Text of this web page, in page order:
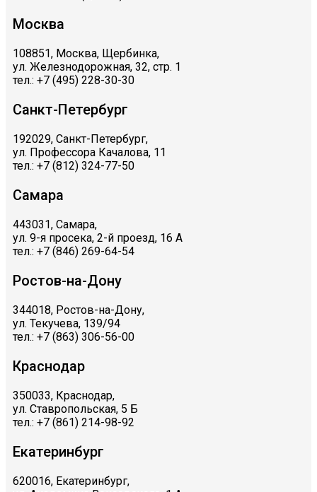
Москва
108851, Москва, Щербинка,
ул. Железнодорожная, 32, стр. 1
тел.: +7 (495) 228-30-30
Санкт-Петербург
192029, Санкт-Петербург,
ул. Профессора Качалова, 11
тел.: +7 (812) 324-77-50
Самара
443031, Самара,
ул. 9-я просека, 2-й проезд, 16 А
тел.: +7 (846) 269-64-54
Ростов-на-Дону
344018, Ростов-на-Дону,
ул. Текучева, 139/94
тел.: +7 (863) 306-56-00
Краснодар
350033, Краснодар,
ул. Ставропольская, 5 Б
тел.: +7 (861) 214-98-92
Екатеринбург
620016, Екатеринбург,